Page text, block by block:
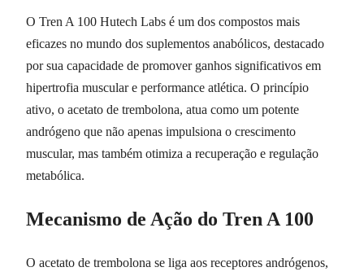
O Tren A 100 Hutech Labs é um dos compostos mais
eficazes no mundo dos suplementos anabólicos, destacado
por sua capacidade de promover ganhos significativos em
hipertrofia muscular e performance atlética. O princípio
ativo, o acetato de trembolona, atua como um potente
andrógeno que não apenas impulsiona o crescimento
muscular, mas também otimiza a recuperação e regulação
metabólica.
Mecanismo de Ação do Tren A 100
O acetato de trembolona se liga aos receptores andrógenos,